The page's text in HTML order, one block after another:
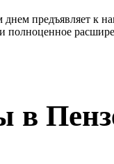
предъявляет к
полноценное
в